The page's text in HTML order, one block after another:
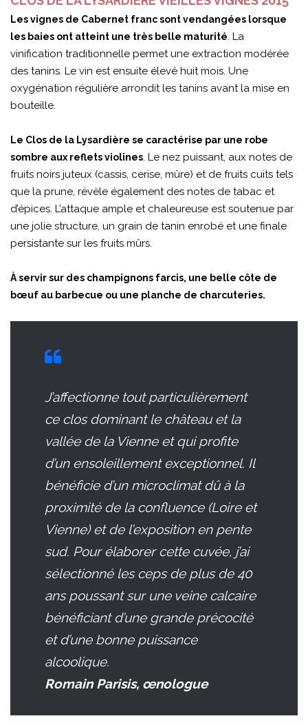
Les vignes de Cabernet franc sont vendangées lorsque
les baies ont atteint une très belle maturité. La
vinification traditionnelle permet une extraction modérée
des tanins. Le vin est ensuite élevé huit mois. Une
oxygénation régulière arrondit les tanins avant la mise en
bouteille.
Le Clos de la Lysardière se caractérise par une robe
sombre aux reflets violines. Le nez puissant, aux notes de
fruits noirs juteux (cassis, cerise, mûre) et de fruits cuits tels
que la prune, révèle également des notes de tabac et
d’épices. L’attaque ample et chaleureuse est soutenue par
une jolie structure, un grain de tanin enrobé et une finale
persistante sur les fruits mûrs.
À servir sur des champignons farcis, une belle côte de
bœuf au barbecue ou une planche de charcuteries.
J’affectionne tout particulièrement
ce clos dominant le château et la
vallée de la Vienne et qui profite
d’un ensoleillement exceptionnel. Il
bénéficie d’un microclimat dû à la
proximité de la confluence (Loire et
Vienne) et de l’exposition en pente
sud. Pour élaborer cette cuvée, j’ai
sélectionné les ceps de plus de 40
ans poussant sur une veine calcaire
bénéficiant d’une grande précocité
et d’une bonne puissance
alcoolique.
Romain Parisis, œnologue